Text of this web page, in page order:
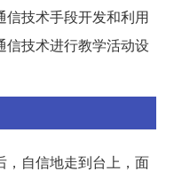
技术手段开发和利用
技术进行教学活动设
，自信地走到台上，面